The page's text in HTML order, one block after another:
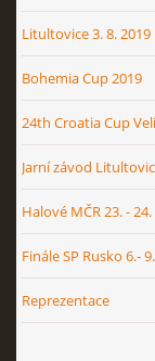
Litultovice 3. 8. 2019
Bohemia Cup 2019
24th Croatia Cup
Jarní závod
Halové MČR 23. -
Finále SP Rusko 6.-
Reprezentace